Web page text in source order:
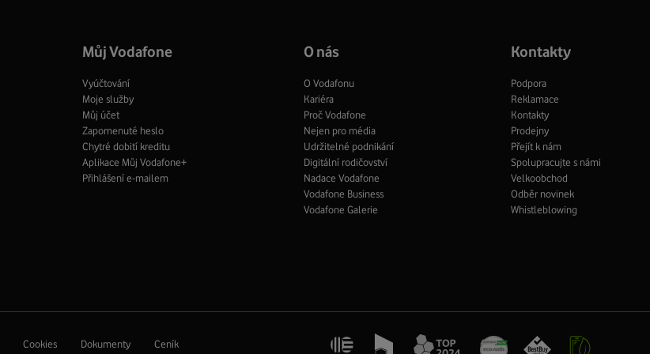
Můj Vodafone
Vyúčtování
Moje služby
Můj účet
Zapomenuté heslo
Chytré dobití kreditu
Aplikace Můj Vodafone+
Přihlášení e-mailem
O nás
O Vodafonu
Kariéra
Proč Vodafone
Nejen pro média
Udržitelné podnikání
Digitální rodičovství
Nadace Vodafone
Vodafone Business
Vodafone Galerie
Kontakty
Podpora
Reklamace
Kontakty
Prodejny
Přejít k nám
Spolupracujte s námi
Velkoobchod
Odběr novinek
Whistleblowing
Cookies Dokumenty Ceník